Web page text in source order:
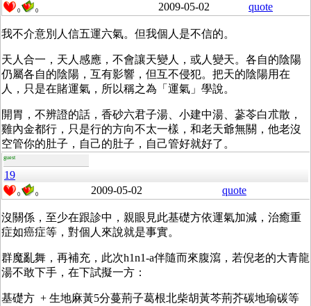
0 0 2009-05-02 quote
我不介意別人信五運六氣。但我個人是不信的。
天人合一，天人感應，不會讓天變人，或人變天。各自的陰陽
仍屬各自的陰陽，互有影響，但互不侵犯。把天的陰陽用在
人，只是在賭運氣，所以稱之為「運氣」學說。
開胃，不辨證的話，香砂六君子湯、小建中湯、蔘苓白朮散，
雞內金都行，只是行的方向不太一樣，和老天爺無關，他老沒
空管你的肚子，自己的肚子，自己管好就好了。
guest
19
0 0 2009-05-02 quote
沒關係，至少在跟診中，親眼見此基礎方依運氣加減，治癒重
症如癌症等，對個人來說就是事實。
群魔亂舞，再補充，此次h1n1-a伴隨而來腹瀉，若倪老的大青龍
湯不敢下手，在下試擬一方：
基礎方 + 生地麻黃5分蔓荊子葛根北柴胡黃芩荊芥碳地瑜碳等